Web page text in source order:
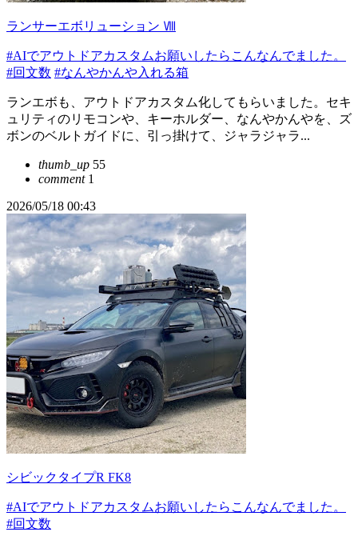
ランサーエボリューション Ⅷ
#AIでアウトドアカスタムお願いしたらこんなんでました。
#回文数 #なんやかんや入れる箱
ランエボも、アウトドアカスタム化してもらいました。セキ
ュリティのリモコンや、キーホルダー、なんやかんやを、ズ
ボンのベルトガイドに、引っ掛けて、ジャラジャラ...
thumb_up 55
comment1
2026/05/18 00:43
シビックタイプR FK8
#AIでアウトドアカスタムお願いしたらこんなんでました。
#回文数